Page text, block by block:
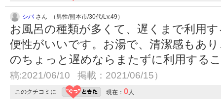
シバさん （男性/熊本市/30代/Lv.49）
お風呂の種類が多くて、遅くまで利用
便性がいいです。お湯で、清潔感もあ
のちょっと遅めならまたずに利用する
稿:2021/06/10 掲載：2021/06/15）
このクチコミに 現在： 0人